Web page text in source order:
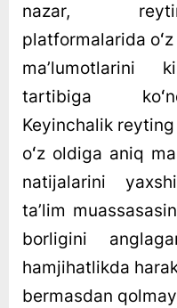
nazar,
platformalarida
maʼlumotlarini
tartibiga
Keyinchalik
oʻz oldiga aniq
natijalarini
taʼlim
borligini
hamjihatlikda
bermasdan